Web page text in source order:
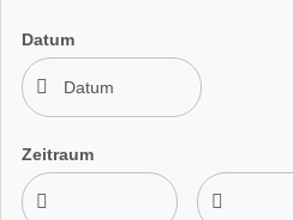
Datum
Zeitraum